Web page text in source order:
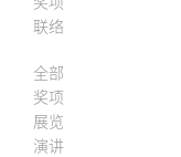
联络
全部
奖项
展览
演讲